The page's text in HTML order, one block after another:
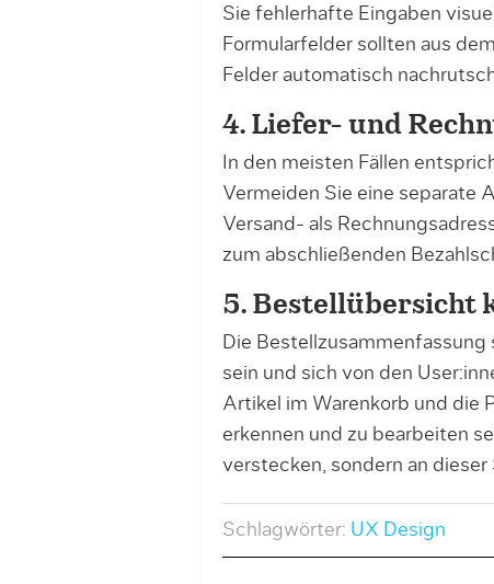
Sie fehlerhafte Eingaben
Formularfelder sollten aus
Felder automatisch
4. Liefer- und
In den meisten Fällen
Vermeiden Sie eine separate
Versand- als
zum abschließenden
5. Bestellübersicht
Die
sein und sich von den
Artikel im Warenkorb und die
erkennen und zu bearbeiten
verstecken, sondern an
Schlagwörter: UX Design